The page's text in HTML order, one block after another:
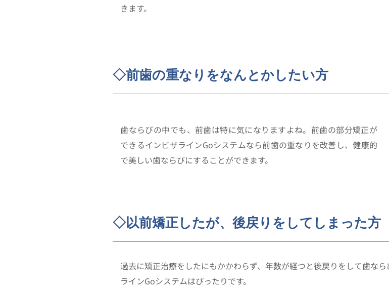
きます。
◇前歯の重なりをなんとかしたい方
歯ならびの中でも、前歯は特に気になりますよね。前歯の部分矯正が
できるインビザラインGoシステムなら前歯の重なりを改善し、健康的
で美しい歯ならびにすることができます。
◇以前矯正したが、後戻りをしてしまった方
過去に矯正治療をしたにもかかわらず、年数が経つと後戻りをして歯な
ラインGoシステムはぴったりです。